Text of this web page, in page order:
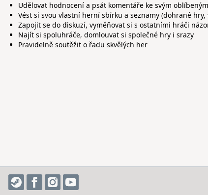
Udělovat hodnocení a psát komentáře ke svým
Vést si svou vlastní herní sbírku a seznamy (dohrané
Zapojit se do diskuzí, vyměňovat si s ostatními hráči
Najít si spoluhráče, domlouvat si společné hry i srazy
Pravidelně soutěžit o řadu skvělých her